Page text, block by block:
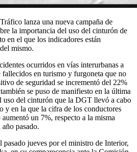
lanza una nueva campaña de
la importancia del uso del cinturón de
en el que los indicadores están
mismo.
ocurridos en vías interurbanas a
fallecidos en turismo y furgoneta que no
de seguridad se incrementó del 22%
se puso de manifiesto en la última
uso del cinturón que la DGT llevó a cabo
y en la que la cifra de los conductores
un 7%, respecto a la misma
pasado.
pasado jueves por el ministro de Interior,